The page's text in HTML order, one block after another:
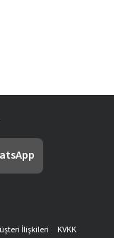
İlişkileri
KVKK